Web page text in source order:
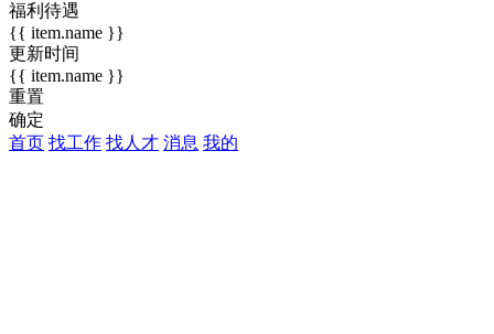
福利待遇
{{ item.name }}
更新时间
{{ item.name }}
重置
确定
首页 找工作 找人才 消息 我的